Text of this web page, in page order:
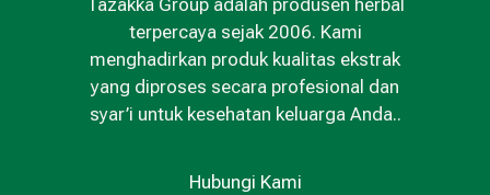
Tazakka Group adalah produsen herbal
terpercaya sejak 2006. Kami
menghadirkan produk kualitas ekstrak
yang diproses secara profesional dan
syar’i untuk kesehatan keluarga Anda..
Hubungi Kami